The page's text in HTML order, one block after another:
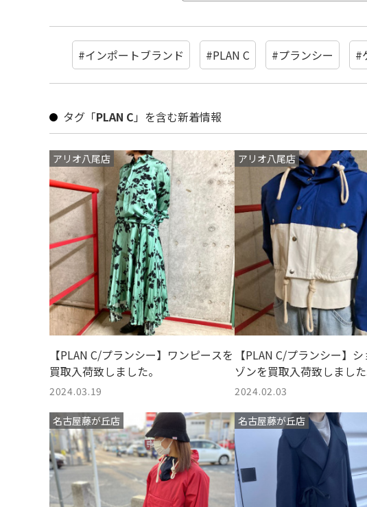
#インポートブランド #PLAN C #プランシー #
タグ「PLAN C 」を含む新着情報
アリオ八尾店
【PLAN C/プランシー】ワンピースを
買取入荷致しました。
2024.03.19
アリオ八尾店
【PLAN C/プランシー】
ゾンを買取入荷致しました
2024.02.03
名古屋藤が丘店
名古屋藤が丘店